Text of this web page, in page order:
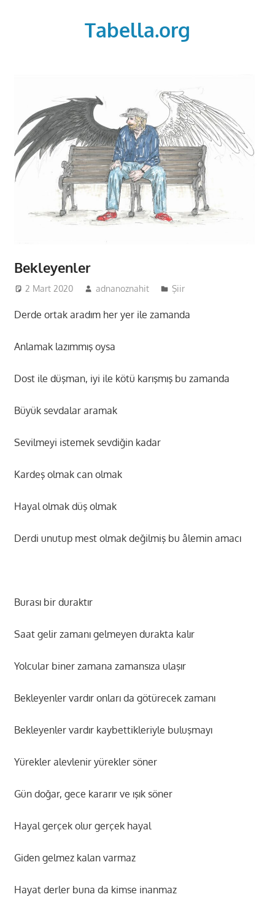
Tabella.org
Bekleyenler
2 Mart 2020 adnanoznahit Şiir
Derde ortak aradım her yer ile zamanda
Anlamak lazımmış oysa
Dost ile düşman, iyi ile kötü karışmış bu zamanda
Büyük sevdalar aramak
Sevilmeyi istemek sevdiğin kadar
Kardeş olmak can olmak
Hayal olmak düş olmak
Derdi unutup mest olmak değilmiş bu âlemin amacı
Burası bir duraktır
Saat gelir zamanı gelmeyen durakta kalır
Yolcular biner zamana zamansıza ulaşır
Bekleyenler vardır onları da götürecek zamanı
Bekleyenler vardır kaybettikleriyle buluşmayı
Yürekler alevlenir yürekler söner
Gün doğar, gece kararır ve ışık söner
Hayal gerçek olur gerçek hayal
Giden gelmez kalan varmaz
Hayat derler buna da kimse inanmaz